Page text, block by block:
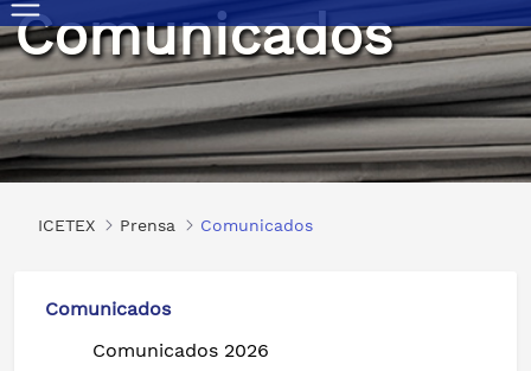
Comunicados
Comunicados
ICETEX Prensa Comunicados
Comunicados
Comunicados 2026